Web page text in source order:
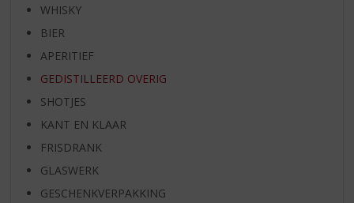
WHISKY
BIER
APERITIEF
GEDISTILLEERD OVERIG
SHOTJES
KANT EN KLAAR
FRISDRANK
GLASWERK
GESCHENKVERPAKKING